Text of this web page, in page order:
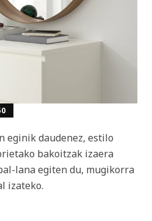
eginik daudenez, estilo
bakoitzak izaera
lana egiten du, mugikorra
izateko.